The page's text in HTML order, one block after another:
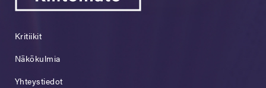
Kritiikit
Näkökulmia
Yhteystiedot